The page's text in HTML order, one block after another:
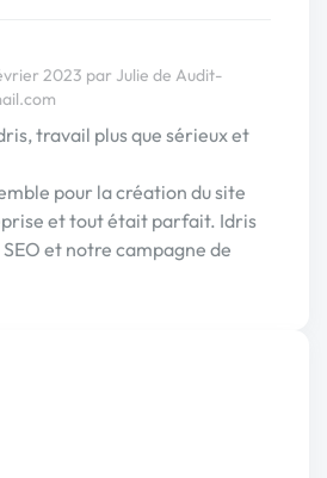
2023 par Julie de Audit-
travail plus que sérieux et
pour la création du site
et tout était parfait. Idris
et notre campagne de